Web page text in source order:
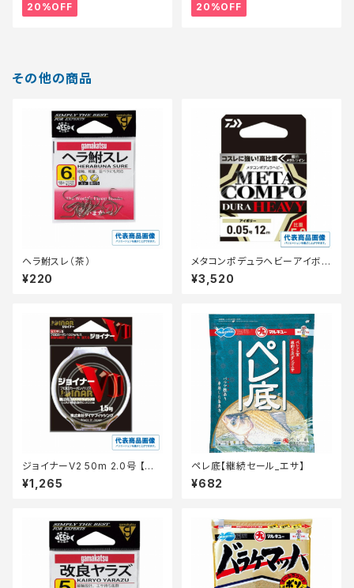
20%OFF 20%OFF
その他の商品
ヘラ鮒スレ（茶）
¥220
メタコンポデュラヘビーアイボリ
ー12m 0.05
¥3,520
ジョイナーV2 50m 2.0号 【継
続セール_仕掛】
¥1,265
ペレ底【継続セール_エサ】
¥682